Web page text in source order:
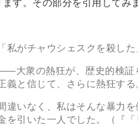
ます。その部分を引用してみ
私がチャウシェスクを殺した
―大衆の熱狂が、歴史的検証
義と信じて、さらに熱狂する
違いなく、私はそんな暴力を
を引いた一人でした。（『